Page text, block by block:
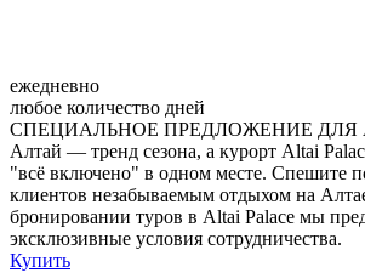
ежедневно
любое количество дней
СПЕЦИАЛЬНОЕ ПРЕДЛОЖЕНИЕ ДЛЯ
Алтай — тренд сезона, а курорт Altai
"всё включено" в одном месте. Спешите
клиентов незабываемым отдыхом на
бронировании туров в Altai Palace мы
эксклюзивные условия сотрудничества.
Купить